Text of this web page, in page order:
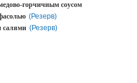
горчичным соусом
(Резерв)
салями (Резерв)